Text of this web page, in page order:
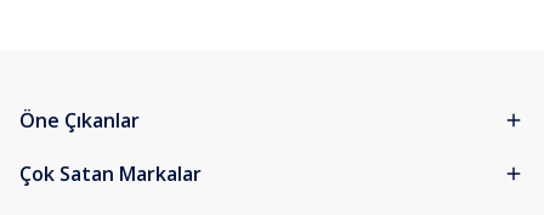
Öne Çıkanlar
Çok Satan Markalar